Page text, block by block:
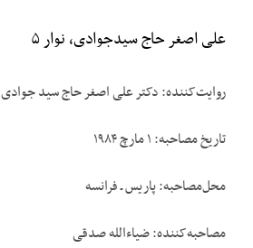
علی اصغر حاج سیدجوادی، نوار ۵
روایت‌کننده: دکتر علی اصغر حاج سید جوادی
تاریخ مصاحبه: ۱ مارچ ۱۹۸۴
محل‌مصاحبه: پاریس ـ فرانسه
مصاحبه‌کننده: ضیاءالله صدقی